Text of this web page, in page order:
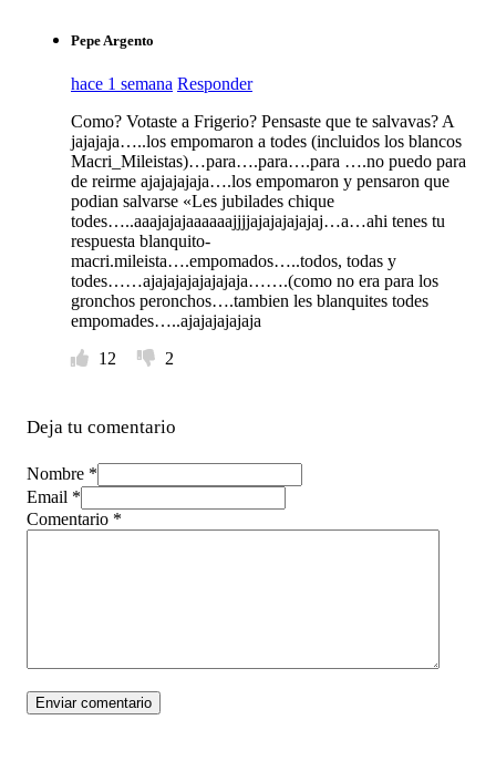
Pepe Argento
hace 1 semana Responder
Como? Votaste a Frigerio? Pensaste que te salvavas? A
jajajaja…..los empomaron a todes (incluidos los blancos
Macri_Mileistas)…para….para….para ….no puedo para
de reirme ajajajajaja….los empomaron y pensaron que
podian salvarse «Les jubilades chique
todes…..aaajajajaaaaaajjjjajajajajajaj…a…ahi tenes tu
respuesta blanquito-
macri.mileista….empomados…..todos, todas y
todes……ajajajajajajajaja…….(como no era para los
gronchos peronchos….tambien les blanquites todes
empomades…..ajajajajajaja
12
2
Deja tu comentario
Nombre *
Email *
Comentario *